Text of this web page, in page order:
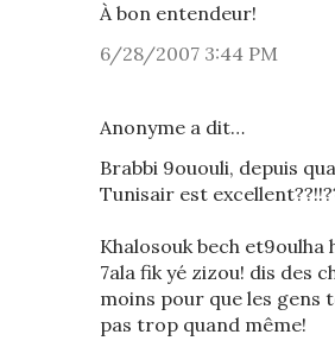
À bon entendeur!
6/28/2007 3:44 PM
Anonyme a dit…
Brabbi 9ououli, depuis
Tunisair est
Khalosouk bech et9oulha
7ala fik yé zizou! dis des
moins pour que les gens
pas trop quand même!